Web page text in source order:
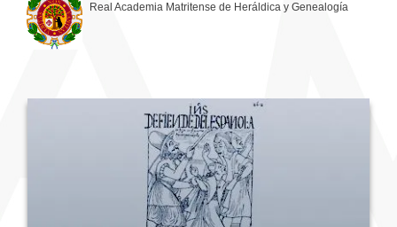
Real Academia Matritense de Heráldica y Genealogía